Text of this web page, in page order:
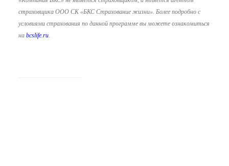
страховщика ООО СК «БКС Страхование жизни». Более подробно с
условиями страхования по данной программе вы можете ознакомиться
на bcslife.ru.